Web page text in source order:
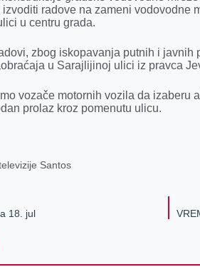
radove na zameni vodovodne
u centru grada.
zbog iskopavanja putnih i
u Sarajlijinoj ulici iz pravca
vozače motornih vozila da izaberu
prolaz kroz pomenutu ulicu.
Santos
18. jul